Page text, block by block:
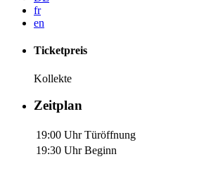
fr
en
Ticketpreis
Kollekte
Zeitplan
19:00 Uhr Türöffnung
19:30 Uhr Beginn